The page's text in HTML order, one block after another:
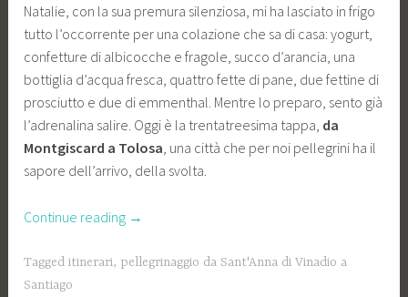
Natalie, con la sua premura silenziosa, mi ha lasciato in frigo
tutto l’occorrente per una colazione che sa di casa: yogurt,
confetture di albicocche e fragole, succo d’arancia, una
bottiglia d’acqua fresca, quattro fette di pane, due fettine di
prosciutto e due di emmenthal. Mentre lo preparo, sento già
l’adrenalina salire. Oggi è la trentatreesima tappa, da
Montgiscard a Tolosa , una città che per noi pellegrini ha il
sapore dell’arrivo, della svolta.
Continue reading “Con
Canal
→
Taggeditinerari, pellegrinaggio da Sant'Anna di Vinadio a
Santiago